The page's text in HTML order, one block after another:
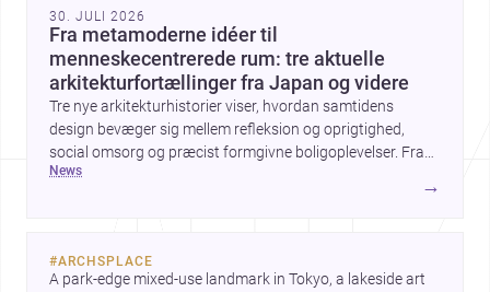
30. JULI 2026
Fra metamoderne idéer til
menneskecentrerede rum: tre aktuelle
arkitekturfortællinger fra Japan og videre
Tre nye arkitekturhistorier viser, hvordan samtidens
design bevæger sig mellem refleksion og oprigtighed,
social omsorg og præcist formgivne boligoplevelser. Fra
den teoretiske diskussion om metamodernisme til et
news
→
#ARCHSPLACE
A park-edge mixed-use landmark in Tokyo, a lakeside art